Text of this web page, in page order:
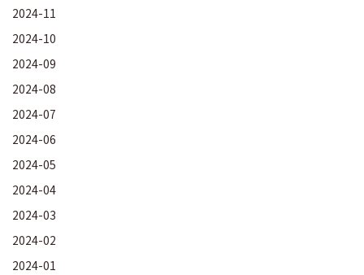
2024-11
2024-10
2024-09
2024-08
2024-07
2024-06
2024-05
2024-04
2024-03
2024-02
2024-01